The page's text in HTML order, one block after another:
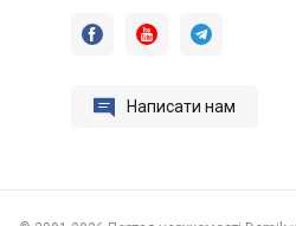
  
 Написати нам